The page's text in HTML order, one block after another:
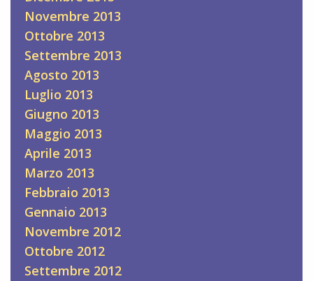
Novembre 2013
Ottobre 2013
Settembre 2013
Agosto 2013
Luglio 2013
Giugno 2013
Maggio 2013
Aprile 2013
Marzo 2013
Febbraio 2013
Gennaio 2013
Novembre 2012
Ottobre 2012
Settembre 2012